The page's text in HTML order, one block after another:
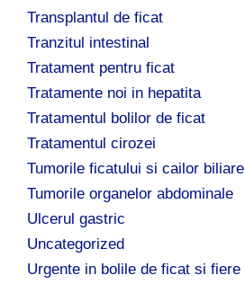
Transplantul de ficat
Tranzitul intestinal
Tratament pentru ficat
Tratamente noi in hepatita
Tratamentul bolilor de ficat
Tratamentul cirozei
Tumorile ficatului si cailor biliare
Tumorile organelor abdominale
Ulcerul gastric
Uncategorized
Urgente in bolile de ficat si fiere